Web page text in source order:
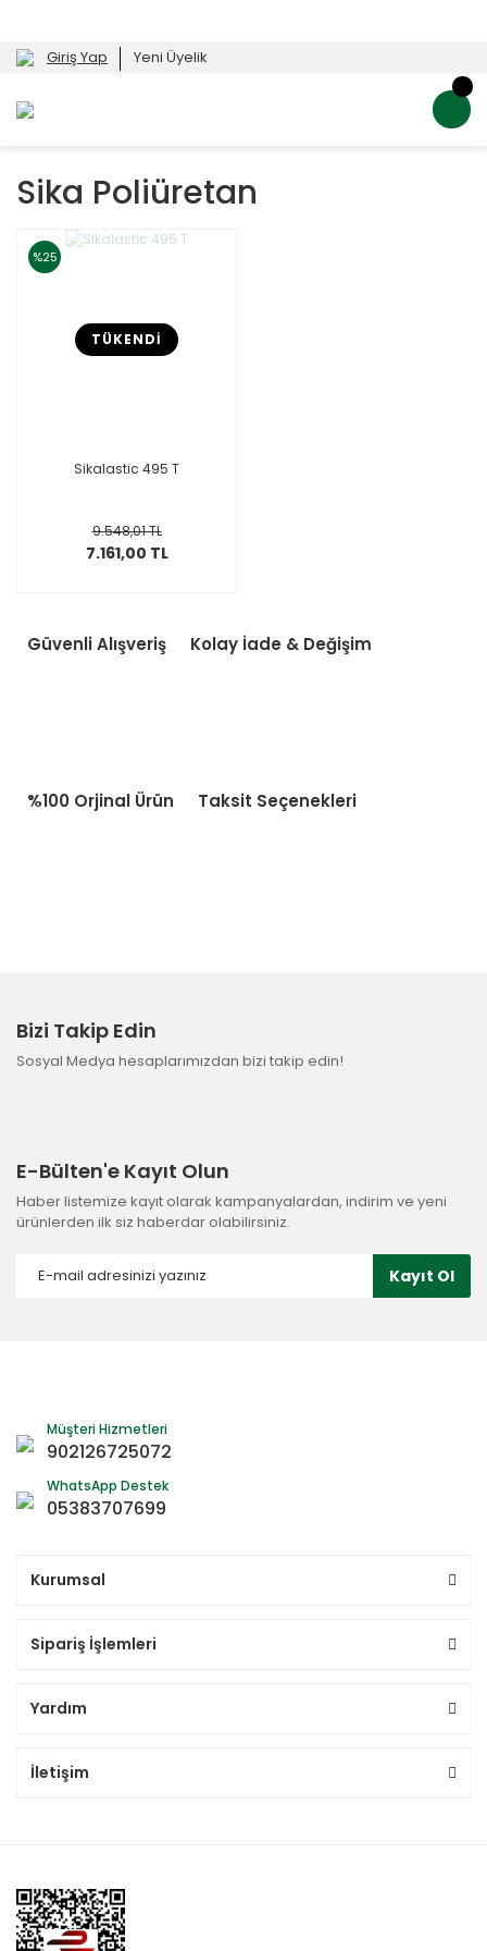
Giriş Yap Yeni Üyelik
Sika Poliüretan
%25
TÜKENDİ
Sikalastic 495 T
9.548,01 TL
7.161,00 TL
Güvenli Alışveriş Kolay İade & Değişim
%100 Orjinal Ürün Taksit Seçenekleri
Bizi Takip Edin
Sosyal Medya hesaplarımızdan bizi takip edin!
E-Bülten'e Kayıt Olun
Haber listemize kayıt olarak kampanyalardan, indirim ve yeni
ürünlerden ilk siz haberdar olabilirsiniz.
Kayıt Ol
Müşteri Hizmetleri
902126725072
WhatsApp Destek
05383707699
Kurumsal
Sipariş İşlemleri
Yardım
İletişim